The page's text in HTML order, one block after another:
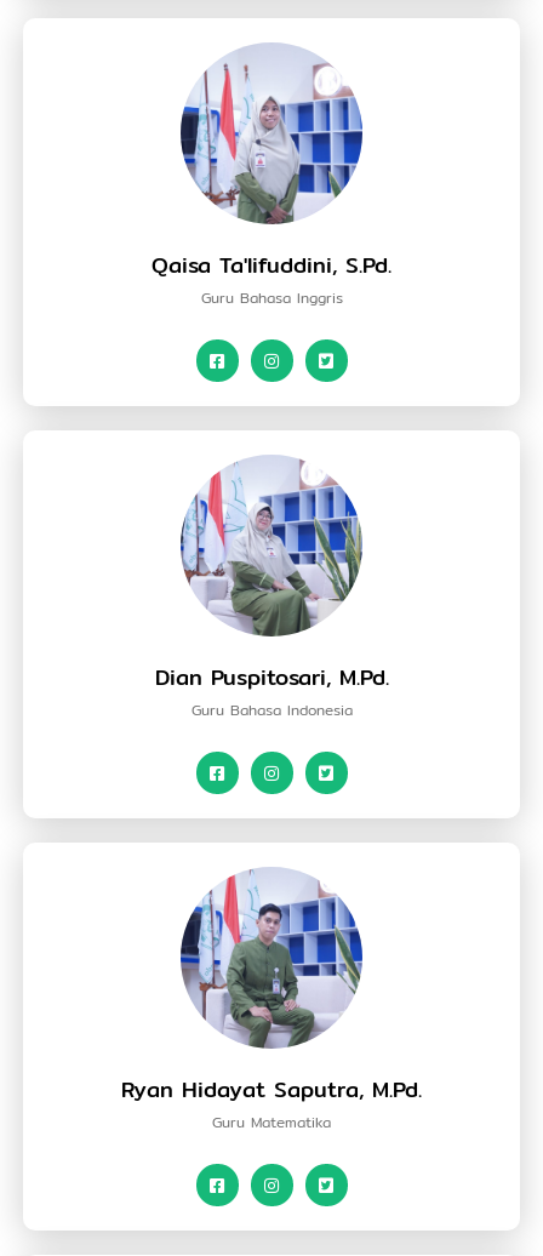
Qaisa Ta'lifuddini, S.Pd.
Guru Bahasa Inggris
Dian Puspitosari, M.Pd.
Guru Bahasa Indonesia
Ryan Hidayat Saputra, M.Pd.
Guru Matematika